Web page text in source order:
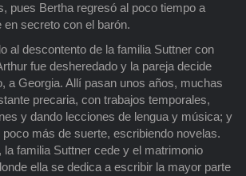
pues Bertha regresó al poco tiempo a
secreto con el barón.
al descontento de la familia Suttner con
fue desheredado y la pareja decide
a Georgia. Allí pasan unos años, muchas
precaria, con trabajos temporales,
y dando lecciones de lengua y música; y
más de suerte, escribiendo novelas.
la familia Suttner cede y el matrimonio
ella se dedica a escribir la mayor parte